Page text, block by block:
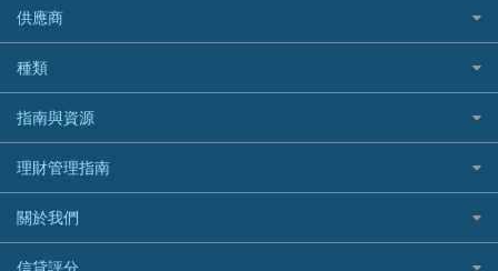
Standard Chartered 渣打銀行
UA 亞洲聯合財務
WeLab Bank
WeLend 貸款
家庭親子遊
自駕遊比較
相機有得保
專為孕婦設計的最佳旅遊保險
最佳滑雪旅遊保險
最適合BB的旅遊保險
Bolttech 保特
Blue Cross 藍十字
中國平安
HSBC滙豐銀行
MSIG 三井住友
Prudential 保誠
QBE 昆士蘭
QBE昆士蘭汽車保險
平安汽車保險
uSMART 盈立證券
華盛証券
長橋證券
WeBull微牛證券
漲樂全球通｜華泰國際
OSL
Longbridge長橋證券好唔好？
老虎證券好唔好？
華盛証券好唔好？
漲樂全球通好唔好？
IB盈透證券好唔好？
盈立證券 uSMART 好唔好？
Stashaway好唔好？
股票戶口開戶
證券行邊間好？
港股5隻高息ETF精選
什麼是ETF？
香港30大高息股排行
黃金ETF懶人包
最值得注意的比特幣ETF
選股策略：五步調查攻略
供應商
銀行戶口比較
尊尚銀行戶口
Citi Plus
中信銀行inMotion
Airwallex銀行
種類
定期存款
港元定存
人民幣定存
美元定存
英鎊定存
指南與資源
理財資訊
識慳識賺
債務管理
投資理財
理財管理指南
常用相關詞彙
MoneyHero電子報
關於我們
服務承諾